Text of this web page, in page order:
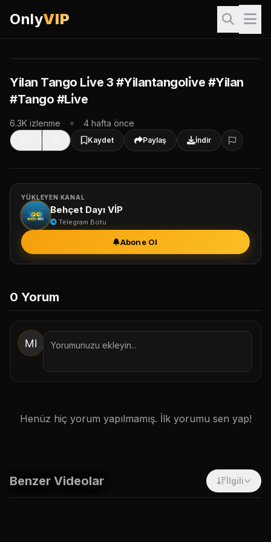
OnlyVIP
Giriş Yap & İzle
Yilan Tango Li̇ve 3 #Yilantangoli̇ve #Yilan
#Tango #Li̇ve
6.3K izlenme 4 hafta önce
Kaydet Paylaş İndir
YÜKLEYEN KANAL
Behçet Dayı VİP
Telegram Botu
Abone Ol
0 Yorum
Henüz hiç yorum yapılmamış. İlk yorumu sen yap!
Benzer Videolar İlgili